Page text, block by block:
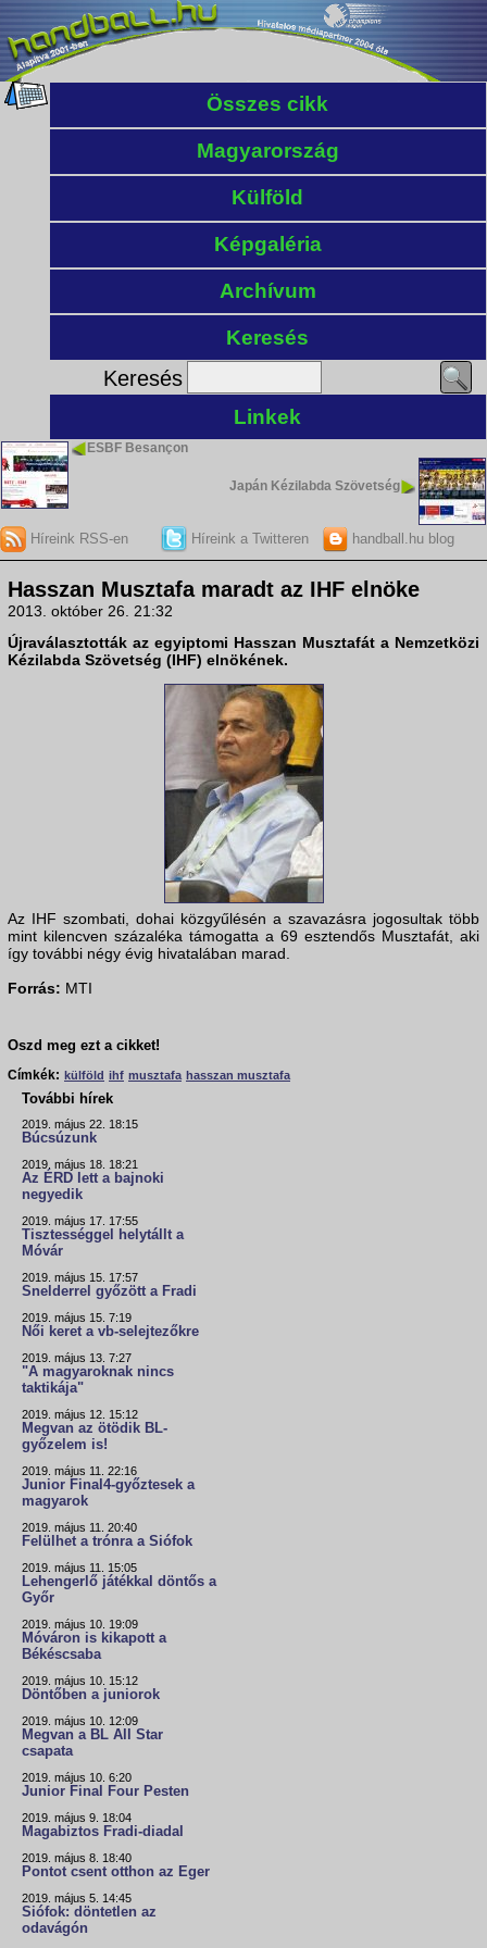
Összes cikk
Magyarország
Külföld
Képgaléria
Archívum
Keresés
Keresés
Linkek
ESBF Besançon
Japán Kézilabda Szövetség
Híreink RSS-en Híreink a Twitteren handball.hu blog
Hasszan Musztafa maradt az IHF elnöke
2013. október 26. 21:32
Újraválasztották az egyiptomi Hasszan Musztafát a Nemzetközi
Kézilabda Szövetség (IHF) elnökének.
Az IHF szombati, dohai közgyűlésén a szavazásra jogosultak több
mint kilencven százaléka támogatta a 69 esztendős Musztafát, aki
így további négy évig hivatalában marad.
Forrás: MTI
Oszd meg ezt a cikket!
Címkék: külföld ihf musztafa hasszan musztafa
További hírek
2019. május 22. 18:15
Búcsúzunk
2019. május 18. 18:21
Az ÉRD lett a bajnoki
negyedik
2019. május 17. 17:55
Tisztességgel helytállt a
Móvár
2019. május 15. 17:57
Snelderrel győzött a Fradi
2019. május 15. 7:19
Női keret a vb-selejtezőkre
2019. május 13. 7:27
"A magyaroknak nincs
taktikája"
2019. május 12. 15:12
Megvan az ötödik BL-
győzelem is!
2019. május 11. 22:16
Junior Final4-győztesek a
magyarok
2019. május 11. 20:40
Felülhet a trónra a Siófok
2019. május 11. 15:05
Lehengerlő játékkal döntős a
Győr
2019. május 10. 19:09
Móváron is kikapott a
Békéscsaba
2019. május 10. 15:12
Döntőben a juniorok
2019. május 10. 12:09
Megvan a BL All Star
csapata
2019. május 10. 6:20
Junior Final Four Pesten
2019. május 9. 18:04
Magabiztos Fradi-diadal
2019. május 8. 18:40
Pontot csent otthon az Eger
2019. május 5. 14:45
Siófok: döntetlen az
odavágón